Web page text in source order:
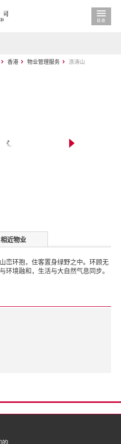
香港 物业管理服务 涤涛山
相近物业
峦环抱，住客置身绿野之中。环顾无
环境融和，生活与大自然气息同步。
成立之有限公司)